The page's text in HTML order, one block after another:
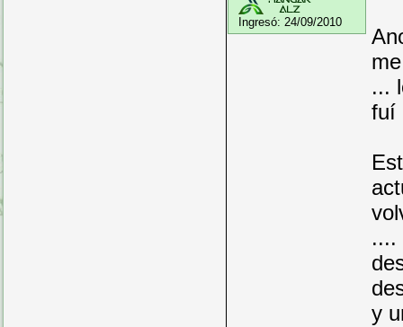
Ingresó: 24/09/2010
...
fuí
....
y